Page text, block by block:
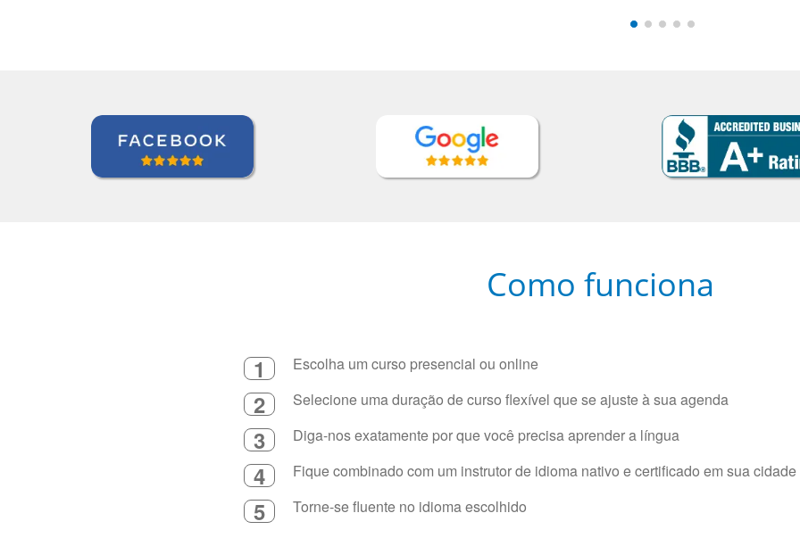
Como funciona
1 Escolha um curso presencial ou online
2 Selecione uma duração de curso flexível que se ajuste à sua agenda
3 Diga-nos exatamente por que você precisa aprender a língua
4 Fique combinado com um instrutor de idioma nativo e certificado em sua
5 Torne-se fluente no idioma escolhido